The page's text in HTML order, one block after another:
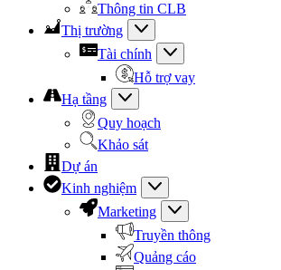
Thông tin CLB
Thị trường
Tài chính
Hỗ trợ vay
Hạ tầng
Quy hoạch
Khảo sát
Dự án
Kinh nghiệm
Marketing
Truyền thông
Quảng cáo